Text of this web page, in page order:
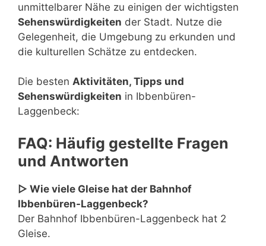
unmittelbarer Nähe zu einigen der wichtigsten
Sehenswürdigkeiten der Stadt. Nutze die
Gelegenheit, die Umgebung zu erkunden und
die kulturellen Schätze zu entdecken.
Die besten Aktivitäten, Tipps und
Sehenswürdigkeiten in Ibbenbüren-
Laggenbeck:
FAQ: Häufig gestellte Fragen
und Antworten
▷ Wie viele Gleise hat der Bahnhof
Ibbenbüren-Laggenbeck?
Der Bahnhof Ibbenbüren-Laggenbeck hat 2
Gleise.